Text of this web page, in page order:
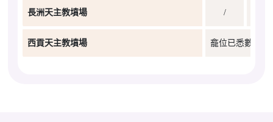
長洲天主教墳場 /
西貢天主教墳場 龕位已悉數編配